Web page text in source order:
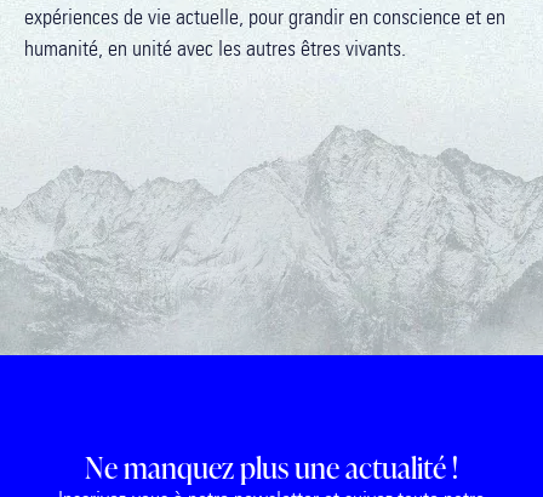
expériences de vie actuelle, pour grandir en conscience et en
humanité, en unité avec les autres êtres vivants.
Ne manquez plus une actualité !